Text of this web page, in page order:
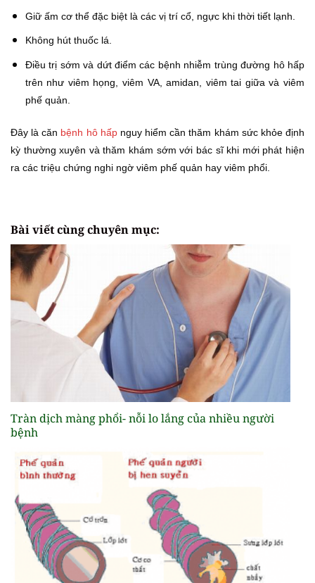
Giữ ấm cơ thể đặc biệt là các vị trí cổ, ngực khi thời tiết lạnh.
Không hút thuốc lá.
Điều trị sớm và dứt điểm các bệnh nhiễm trùng đường hô hấp
trên như viêm họng, viêm VA, amidan, viêm tai giữa và viêm
phế quản.
Đây là căn bệnh hô hấpnguy hiểm cần thăm khám sức khỏe định
kỳ thường xuyên và thăm khám sớm với bác sĩ khi mới phát hiện
ra các triệu chứng nghi ngờ viêm phế quản hay viêm phổi.
Bài viết cùng chuyên mục:
Tràn dịch màng phổi- nỗi lo lắng của nhiều người
bệnh